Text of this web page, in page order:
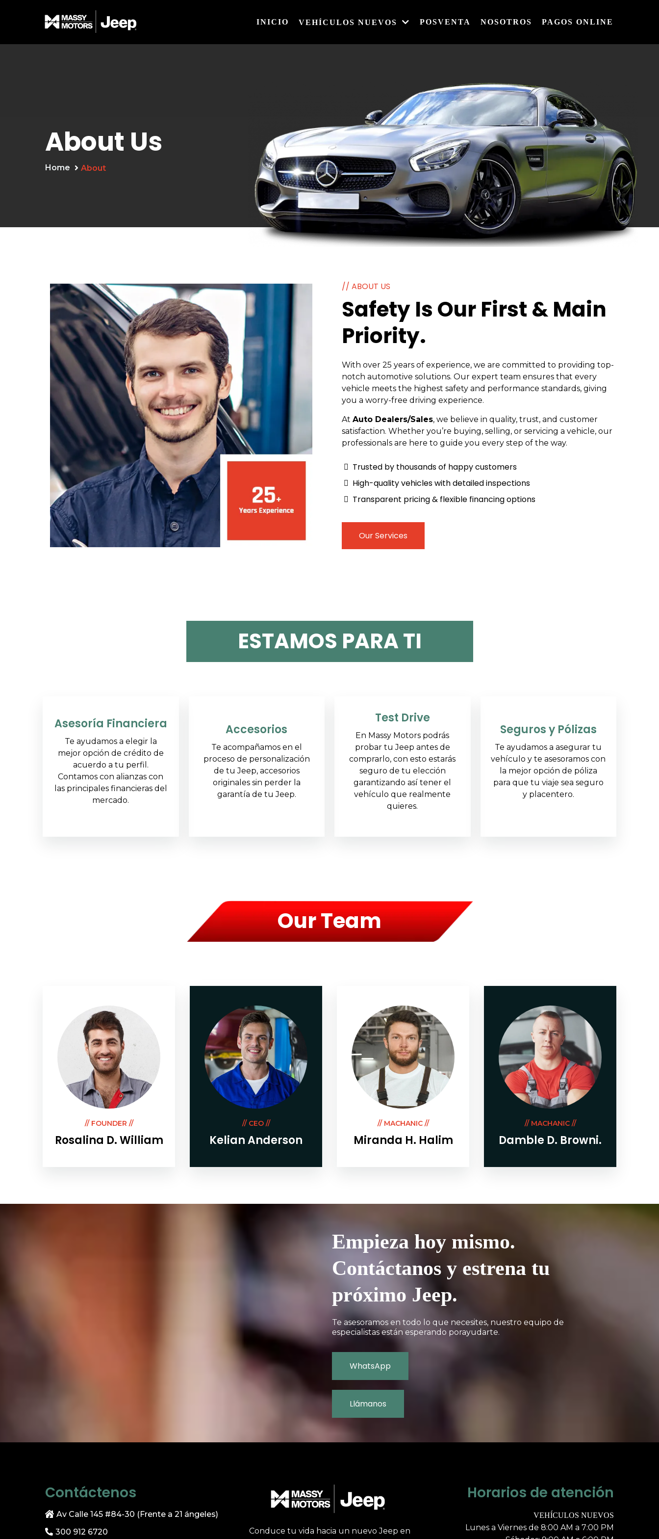
INICIO VEHÍCULOS NUEVOS POSVENTA NOSOTROS PAGOS ONLINE
About Us
Home About
// ABOUT US
Safety Is Our First & Main
Priority.
With over 25 years of experience, we are committed to providing top-
notch automotive solutions. Our expert team ensures that every
vehicle meets the highest safety and performance standards, giving
you a worry-free driving experience.
At Auto Dealers/Sales, we believe in quality, trust, and customer
satisfaction. Whether you’re buying, selling, or servicing a vehicle, our
professionals are here to guide you every step of the way.
Trusted by thousands of happy customers
High-quality vehicles with detailed inspections
Transparent pricing & flexible financing options
Our Services
ESTAMOS PARA TI
Asesoría Financiera
Te ayudamos a elegir la
mejor opción de crédito de
acuerdo a tu perfil.
Contamos con alianzas con
las principales financieras del
mercado.
Accesorios
Te acompañamos en el
proceso de personalización
de tu Jeep, accesorios
originales sin perder la
garantía de tu Jeep.
Test Drive
En Massy Motors podrás
probar tu Jeep antes de
comprarlo, con esto estarás
seguro de tu elección
garantizando así tener el
vehículo que realmente
quieres.
Seguros y Pólizas
Te ayudamos a asegurar tu
vehículo y te asesoramos con
la mejor opción de póliza
para que tu viaje sea seguro
y placentero.
Our Team
// FOUNDER //
Rosalina D. William
// CEO //
Kelian Anderson
// MACHANIC //
Miranda H. Halim
// MACHANIC //
Damble D. Browni.
Empieza hoy mismo.
Contáctanos y estrena tu
próximo Jeep.
Te asesoramos en todo lo que necesites, nuestro equipo de
especialistas están esperando porayudarte.
WhatsApp
Llámanos
Contáctenos
Av Calle 145 #84-30 (Frente a 21 ángeles)
300 912 6720
Conduce tu vida hacia un nuevo Jeep en
Horarios de atención
VEHÍCULOS NUEVOS
Lunes a Viernes de 8:00 AM a 7:00 PM